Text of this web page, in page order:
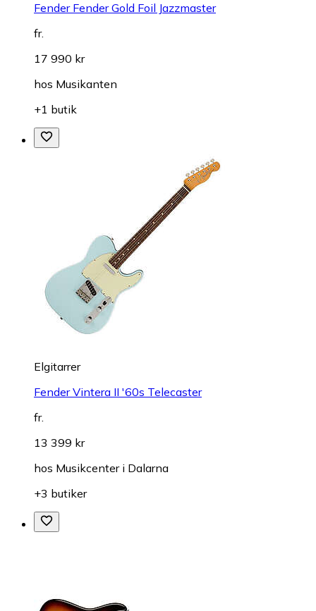
Fender Fender Gold Foil Jazzmaster
fr.
17 990 kr
hos Musikanten
+1 butik
Elgitarrer
Fender Vintera II '60s Telecaster
fr.
13 399 kr
hos Musikcenter i Dalarna
+3 butiker